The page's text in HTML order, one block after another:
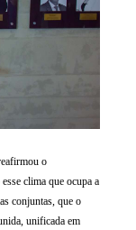
o
clima que ocupa a
conjuntas, que o
unificada em